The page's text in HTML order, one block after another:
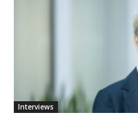
Interviews